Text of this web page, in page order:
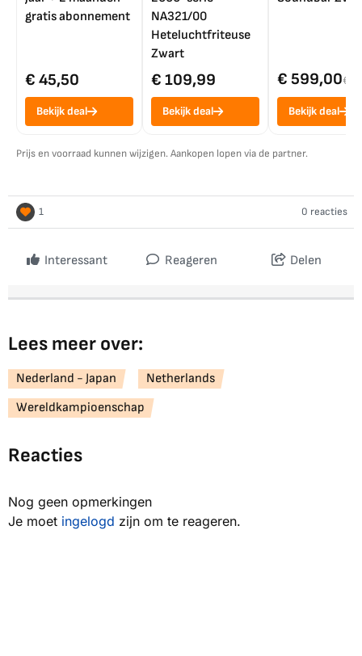
gratis abonnement
€ 45,50
Bekijk deal
NA321/00
Heteluchtfriteuse
Zwart
€ 109,99
Bekijk deal
€ 599,00€
Bekijk deal
Prijs en voorraad kunnen wijzigen. Aankopen lopen via de partner.
1 0 reacties
Interessant Reageren Delen
Lees meer over:
Nederland - Japan
Netherlands
Wereldkampioenschap
Reacties
Nog geen opmerkingen
Je moet ingelogd zijn om te reageren.